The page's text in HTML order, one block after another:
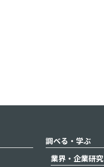
調べる・学ぶ
業界・企業研究